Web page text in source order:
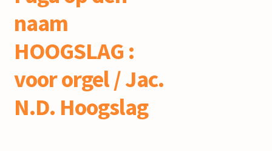
naam
HOOGSLAG :
voor orgel / Jac.
N.D. Hoogslag